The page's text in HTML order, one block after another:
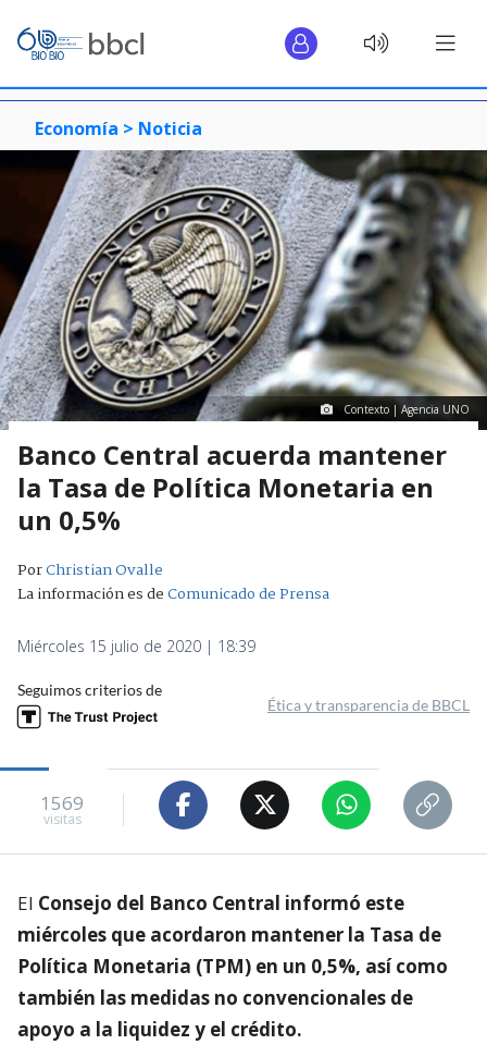
Economía > Noticia
Contexto | Agencia UNO
Banco Central acuerda mantener
la Tasa de Política Monetaria en
un 0,5%
PorChristian Ovalle
La información es deComunicado de Prensa
Miércoles 15 julio de 2020 | 18:39
Seguimos criterios de
Ética y transparencia de BBCL
1569
visitas
El Consejo del Banco Central informó este
miércoles que acordaron mantener la Tasa de
Política Monetaria (TPM) en un 0,5%, así como
también las medidas no convencionales de
apoyo a la liquidez y el crédito.